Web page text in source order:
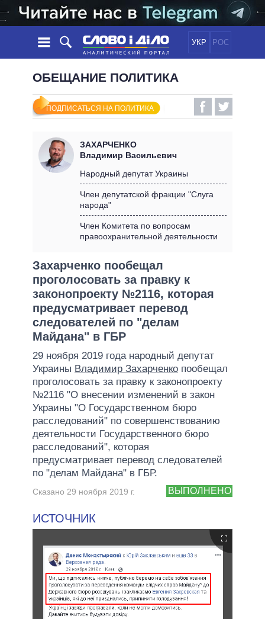
УКР РОС
НОВОСТИ
ЛЕНТА
СОБЫТИЯ
СТАТЬИ
МНЕНИЯ
ОБЗОРЫ
ДАЙДЖЕСТЫ
ПОЛИТИКА
ЭКОНОМИКА
МИР
ОБЕЩАНИЯ
ВСЕ ПОЛИТИКИ
ПРЕЗИДЕНТ И ОФИС
КАБИНЕТ МИНИСТРОВ
ГЛАВЫ ОБЛАДМИНИСТРАЦИЙ
ИНФОГРАФИКА
ВИДЕО
ПОДДЕРЖАТЬ
СРАВНЕНИЕ ПОЛИТИКОВ
ОБЕЩАНИЕ ПОЛИТИКА
ПОДПИСАТЬСЯ НА ПОЛИТИКА
ЗАХАРЧЕНКО
Владимир Васильевич
Народный депутат Украины
Член депутатской фракции "Слуга
народа"
Член Комитета по вопросам
правоохранительной деятельности
Захарченко пообещал
проголосовать за правку к
законопроекту №2116, которая
предусматривает перевод
следователей по "делам
Майдана" в ГБР
29 ноября 2019 года народный депутат
Украины Владимир Захарченко пообещал
проголосовать за правку к законопроекту
№2116 "О внесении изменений в закон
Украины "О Государственном бюро
расследований" по совершенствованию
деятельности Государственного бюро
расследований", которая
предусматривает перевод следователей
по "делам Майдана" в ГБР.
ВЫПОЛНЕНО
Сказано 29 ноября 2019 г.
ИСТОЧНИК